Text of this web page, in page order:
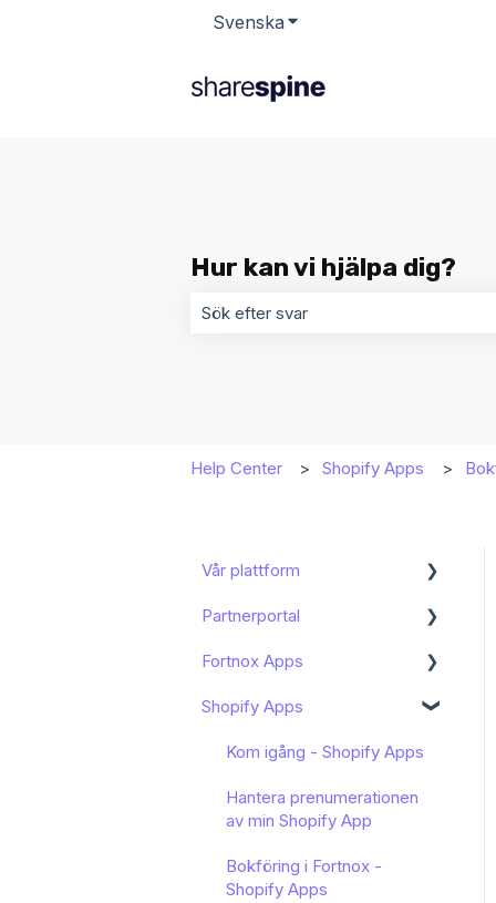
Svenska Visa undermenyer för
Hur kan vi hjälpa dig?
Help Center Shopify Apps
Vår plattform
Kom igång
Funktioner och användning
Bokföring och moms
Mitt konto
Arbeta med artiklar
Ordlista
Partnerportal
Dashboard
Onboarding av slutkund
Avancerat
Kundhantering
Fortnox Apps
Kom igång - Fortnox
Fortnox Marketplace
Fortnox Marketplace
Shopify Apps
Kom igång - Shopify Apps
Hantera prenumerationen
av min Shopify App
Bokföring i Fortnox -
Shopify Apps